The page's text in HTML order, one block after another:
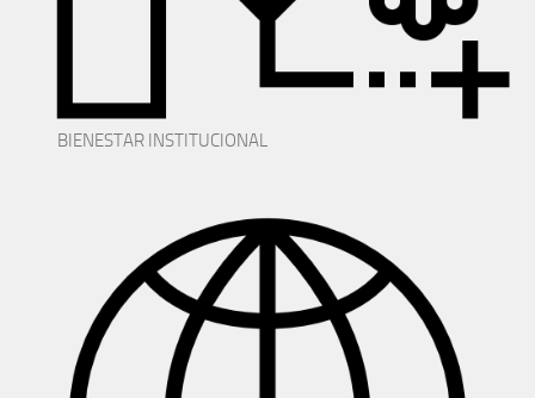
BIENESTAR INSTITUCIONAL